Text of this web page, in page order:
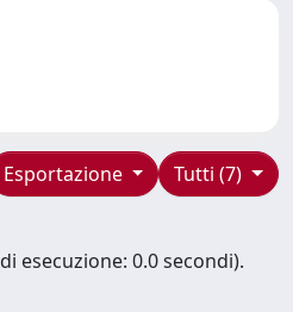
Tutti (7)
Esportazione
esecuzione: 0.0 secondi).